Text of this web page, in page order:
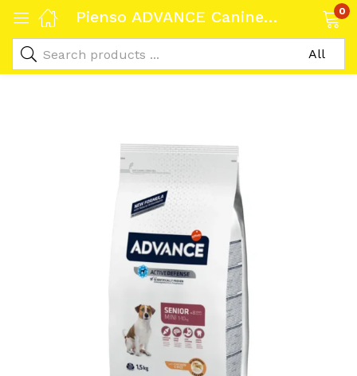
Pienso ADVANCE Canine Senior Mini Pollo y Arroz 1.5kg – Nutrición Óptima para Perros Mayores 0